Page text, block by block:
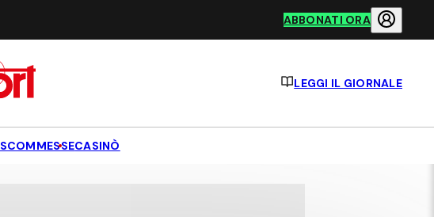
ABBONATI ORA
LEGGI IL GIORNALE
SCOMMESSECASINÒ